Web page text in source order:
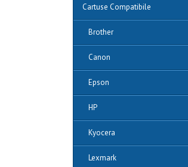
Cartuse Compatibile
Brother
Canon
Epson
HP
Kyocera
Lexmark